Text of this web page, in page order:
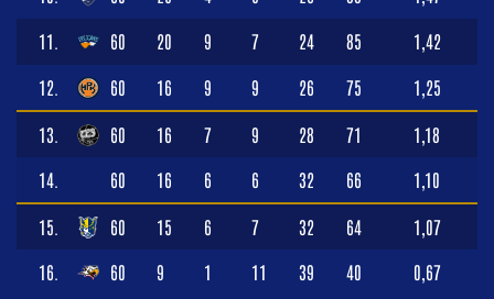
11. 60 20 9 7 24 85 1,42
12. 60 16 9 9 26 75 1,25
13. 60 16 7 9 28 71 1,18
14. 60 16 6 6 32 66 1,10
15. 60 15 6 7 32 64 1,07
16. 60 9 1 11 39 40 0,67